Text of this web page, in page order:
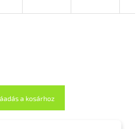
a kosárhoz